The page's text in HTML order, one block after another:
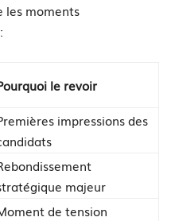
les moments
le revoir
impressions des
majeur
de tension